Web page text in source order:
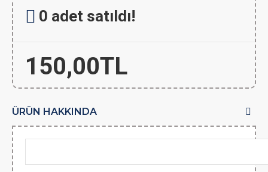
150,00TL
0 adet satıldı!
ÜRÜN HAKKINDA